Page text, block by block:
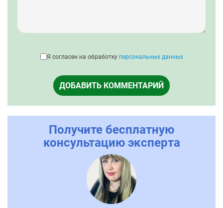
Я согласен на обработку персональных данных
ДОБАВИТЬ КОММЕНТАРИЙ
Получите бесплатную
консультацию эксперта